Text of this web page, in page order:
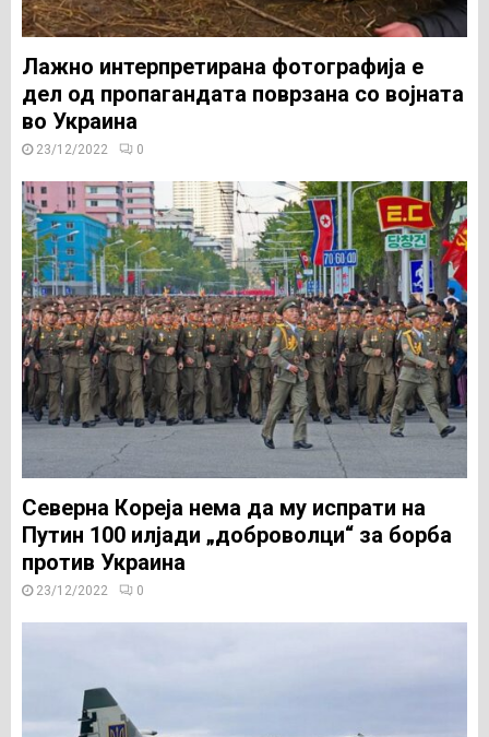
Лажно интерпретирана фотографија е
дел од пропагандата поврзана со војната
во Украина
23/12/2022 0
Северна Кореја нема да му испрати на
Путин 100 илјади „доброволци“ за борба
против Украина
23/12/2022 0